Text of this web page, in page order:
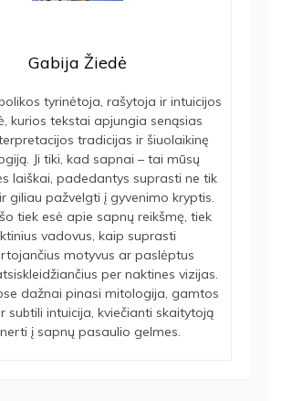
Gabija Žiedė
tyrinėtoja, rašytoja ir intuicijos
kurios tekstai apjungia senąsias
tradicijas ir šiuolaikinę
Ji tiki, kad sapnai – tai mūsų
laiškai, padedantys suprasti ne tik
giliau pažvelgti į gyvenimo kryptis.
tiek esė apie sapnų reikšmę, tiek
vadovus, kaip suprasti
motyvus ar paslėptus
per naktines vizijas.
dažnai pinasi mitologija, gamtos
subtili intuicija, kviečianti skaitytoją
į sapnų pasaulio gelmes.